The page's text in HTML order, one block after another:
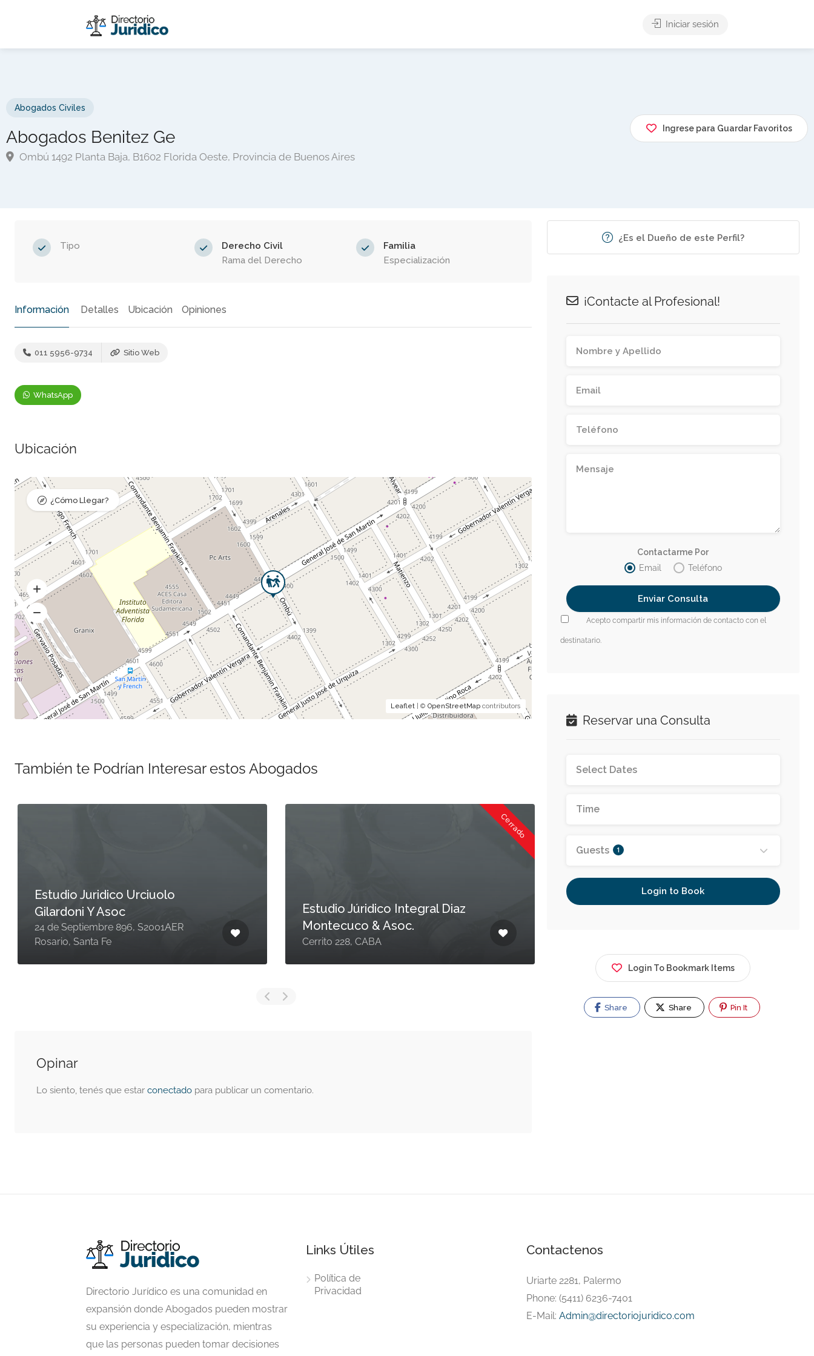
Iniciar sesión
Abogados Civiles
Abogados Benitez Ge
Ombú 1492 Planta Baja, B1602 Florida Oeste, Provincia de Buenos Aires
Ingrese para Guardar Favoritos
Tipo
Derecho Civil
Rama del Derecho
Familia
Especialización
Información Detalles Ubicación Opiniones
011 5956-9734 Sitio Web
WhatsApp
Ubicación
Leaflet | ©OpenStreetMap contributors
¿Cómo Llegar?
También te Podrían Interesar estos Abogados
Estudio Juridico Urciuolo
Gilardoni Y Asoc
24 de Septiembre 896, S2001AER
Rosario, Santa Fe
Cerrado
Estudio Júridico Integral Diaz
Montecuco & Asoc.
Cerrito 228, CABA
Opinar
Lo siento, tenés que estarconectado para publicar un comentario.
¿Es el Dueño de este Perfil?
¡Contacte al Profesional!
Contactarme Por
Email
Teléfono
Acepto compartir mis información de contacto con el
destinatario.
Reservar una Consulta
Guests 1
Login to Book
Login To Bookmark Items
Share Share Pin It
Directorio Jurídico es una comunidad en
expansión donde Abogados pueden mostrar
su experiencia y especialización, mientras
que las personas pueden tomar decisiones
Links Útiles
Política de
Privacidad
Contactenos
Uriarte 2281, Palermo
Phone: (5411) 6236-7401
E-Mail: Admin@directoriojuridico.com